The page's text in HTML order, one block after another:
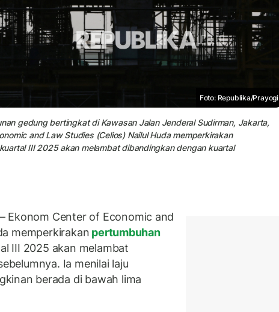
Foto: Republika/Prayogi
gedung bertingkat di Kawasan Jalan Jenderal Sudirman, Jakarta,
and Law Studies (Celios) Nailul Huda memperkirakan
III 2025 akan melambat dibandingkan dengan kuartal
Ekonom Center of Economic and
memperkirakan pertumbuhan
III 2025 akan melambat
Ia menilai laju
berada di bawah lima